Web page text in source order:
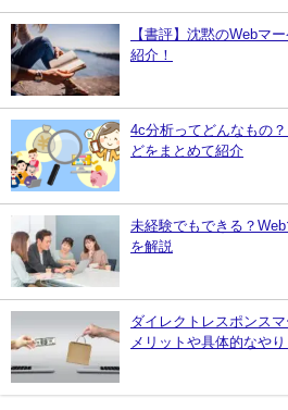
【書評】沈黙のWebマ
紹介！
4c分析ってどんなもの
どをまとめて紹介
未経験でもできる？
を解説
ダイレクトレスポンス
メリットや具体的なやり